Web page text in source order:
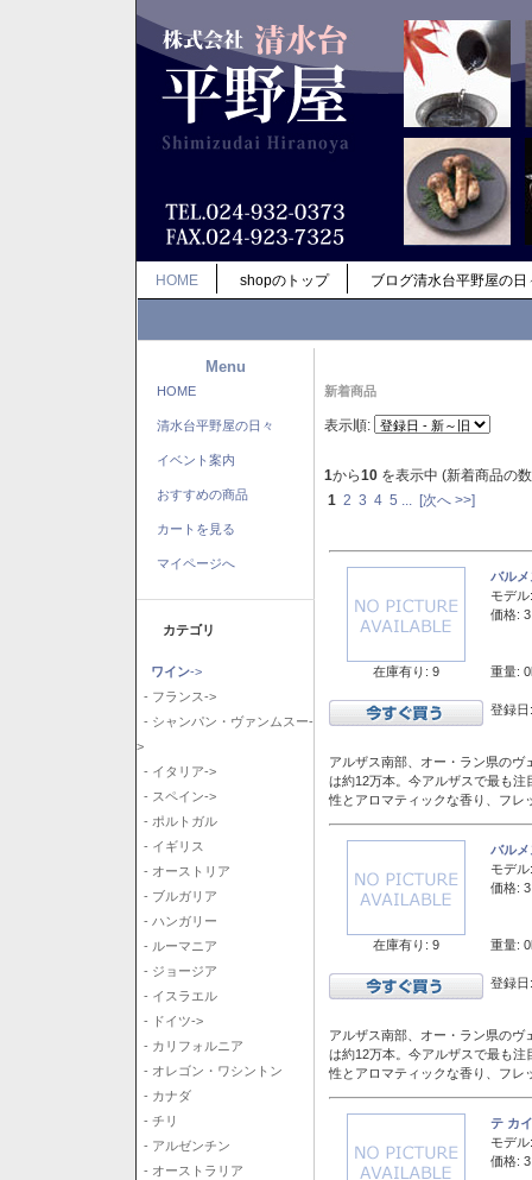
HOME shopのトップ ブログ清水台平野屋の日
Menu
HOME
清水台平野屋の日々
イベント案内
おすすめの商品
カートを見る
マイページへ
カテゴリ
ワイン->
- フランス->
- シャンパン・ヴァンムスー-
>
- イタリア->
- スペイン->
- ポルトガル
- イギリス
- オーストリア
- ブルガリア
- ハンガリー
- ルーマニア
- ジョージア
- イスラエル
- ドイツ->
- カリフォルニア
- オレゴン・ワシントン
- カナダ
- チリ
- アルゼンチン
- オーストラリア
新着商品
表示順:
1から10 を表示中 (新着商品の
1 2 3 4 5 [次へ >>]
在庫有り: 9
バル
モデル:
価格:
重量:
登録
アルザス南部、オー・ラン県の
は約12万本。今アルザスで最も
性とアロマティックな香り、フレ
在庫有り: 9
バル
モデル:
価格:
重量:
登録
アルザス南部、オー・ラン県の
は約12万本。今アルザスで最も
性とアロマティックな香り、フレ
テ カ
モデル:
価格: